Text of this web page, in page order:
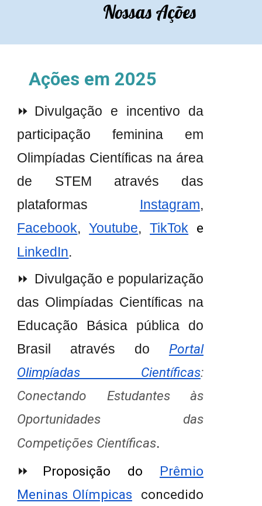
Nossas Ações
Ações em 2025
⏩Divulgação e incentivo da
participação feminina em
Olimpíadas Científicas na área
de STEM através das
plataformas Instagram,
Facebook,Youtube, TikTok e
LinkedIn.
⏩ Divulgação e popularização
das Olimpíadas Científicas na
Educação Básica pública do
Brasil através do Portal
Olimpíadas Científicas:
Conectando Estudantes às
Oportunidades das
Competições Científicas.
⏩ Proposição do
Prêmio
Meninas Olímpicas concedido